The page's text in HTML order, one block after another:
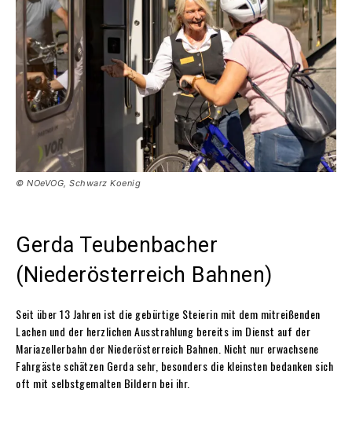
© NOeVOG, Schwarz Koenig
Gerda Teubenbacher
(Niederösterreich Bahnen)
Seit über 13 Jahren ist die gebürtige Steierin mit dem mitreißenden
Lachen und der herzlichen Ausstrahlung bereits im Dienst auf der
Mariazellerbahn der Niederösterreich Bahnen. Nicht nur erwachsene
Fahrgäste schätzen Gerda sehr, besonders die kleinsten bedanken sich
oft mit selbstgemalten Bildern bei ihr.